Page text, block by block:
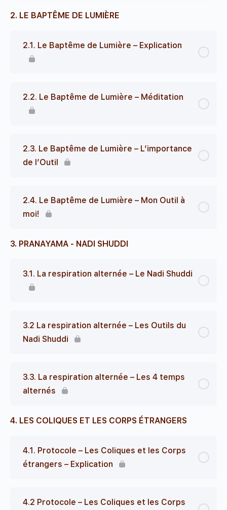
2. LE BAPTÊME DE LUMIÈRE
2.1. Le Baptême de Lumière – Explication
2.2. Le Baptême de Lumière – Méditation
2.3. Le Baptême de Lumière – L’importance
de l’Outil
2.4. Le Baptême de Lumière – Mon Outil à
moi!
3. PRANAYAMA - NADI SHUDDI
3.1. La respiration alternée – Le Nadi Shuddi
3.2 La respiration alternée – Les Outils du
Nadi Shuddi
3.3. La respiration alternée – Les 4 temps
alternés
4. LES COLIQUES ET LES CORPS ÉTRANGERS
4.1. Protocole – Les Coliques et les Corps
étrangers – Explication
4.2 Protocole – Les Coliques et les Corps